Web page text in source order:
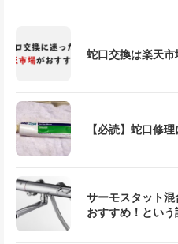
蛇口交換は楽天
【必読】蛇口修
サーモスタット
おすすめ！という